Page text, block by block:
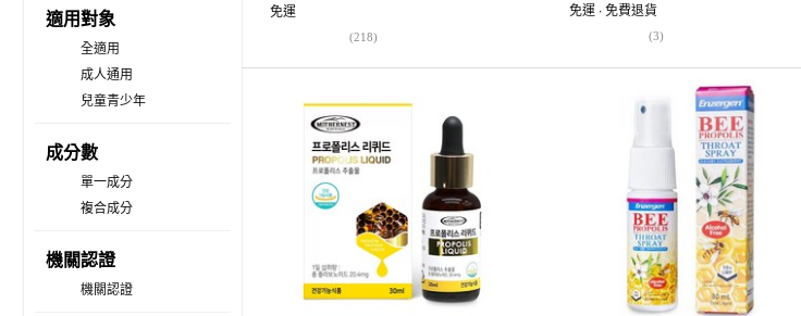
適用對象
全適用
成人通用
兒童青少年
成分數
單一成分
複合成分
機關認證
機關認證
免運
(218)
免運 ∙ 免費退貨
(3)